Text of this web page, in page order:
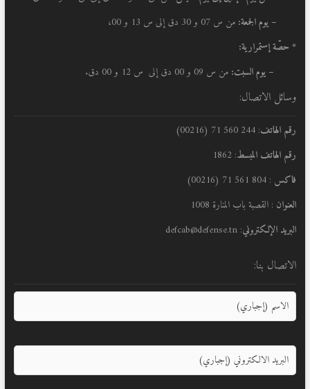
– يوم الجمعة: من س 07 و 30 دق إلى س 13 و 00،
* حصّة إستمرارية:
– يوم السبت: من س 09 و 00 دق إلى س 12 و 00 دق.
وسائل الاتصال:
رقم الهاتف: 244 560 71 (00216)
رقم الهاتف المبسط: 1862
فاكس : 804 561 71 (00216)
العنوان : القصبة باب المنارة 1008
البريد الإلكتروني: defcab@defense.tn
الاتصال بنا: